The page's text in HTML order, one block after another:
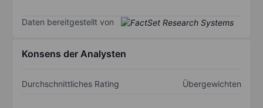
Daten bereitgestellt von
Konsens der Analysten
Durchschnittliches Rating Übergewichten